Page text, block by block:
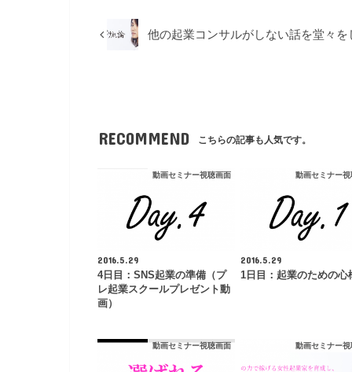
他の起業コンサルがしない話を堂々を
RECOMMEND こちらの記事も人気です。
動画セミナー視聴画面
2016.5.29
4日目：SNS起業の準備（プ
レ起業スクールプレゼント動
画）
動画セミナー視
2016.5.29
1日目：起業のための心
動画セミナー視聴画面 動画セミナー視